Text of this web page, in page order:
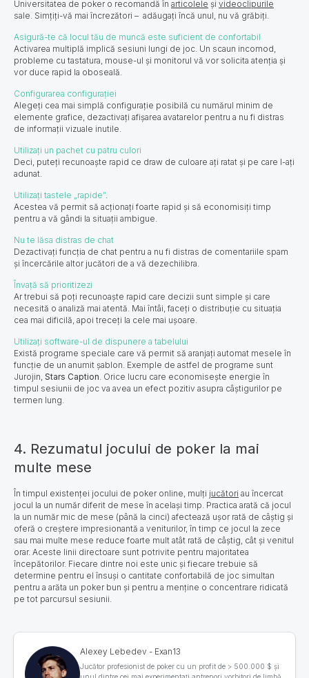
Universitatea de poker o recomandă în articolele și videoclipurile
sale. Simțiți-vă mai încrezători – adăugați încă unul, nu vă grăbiți.
Asigură-te că locul tău de muncă este suficient de confortabil
Activarea multiplă implică sesiuni lungi de joc. Un scaun incomod,
probleme cu tastatura, mouse-ul și monitorul vă vor solicita atenția și
vor duce rapid la oboseală.
Configurarea configurației
Alegeți cea mai simplă configurație posibilă cu numărul minim de
elemente grafice, dezactivați afișarea avatarelor pentru a nu fi distras
de informații vizuale inutile.
Utilizați un pachet cu patru culori
Deci, puteți recunoaște rapid ce draw de culoare ați ratat și pe care l-ați
adunat.
Utilizați tastele „rapide”.
Acestea vă permit să acționați foarte rapid și să economisiți timp
pentru a vă gândi la situații ambigue.
Nu te lăsa distras de chat
Dezactivați funcția de chat pentru a nu fi distras de comentariile spam
și încercările altor jucători de a vă dezechilibra.
Învață să prioritizezi
Ar trebui să poți recunoaște rapid care decizii sunt simple și care
necesită o analiză mai atentă. Mai întâi, faceți o distribuție cu situația
cea mai dificilă, apoi treceți la cele mai ușoare. ​
Utilizați software-ul de dispunere a tabelului
Există programe speciale care vă permit să aranjați automat mesele în
funcție de un anumit șablon. Exemple de astfel de programe sunt
Jurojin, Stars Caption . Orice lucru care economisește energie în
timpul sesiunii de joc va avea un efect pozitiv asupra câștigurilor pe
termen lung.
4. Rezumatul jocului de poker la mai
multe mese
În timpul existenței jocului de poker online, mulți jucători au încercat
jocul la un număr diferit de mese în același timp. Practica arată că jocul
la un număr mic de mese (până la cinci) afectează ușor rată de câștig și
oferă o creștere impresionantă a veniturilor, în timp ce jocul la zece
sau mai multe mese reduce foarte mult atât rată de câștig, cât și venitul
orar. Aceste linii directoare sunt potrivite pentru majoritatea
începătorilor. Fiecare dintre noi este unic și fiecare trebuie să
determine pentru el însuși o cantitate confortabilă de joc simultan
pentru a arăta un poker bun și pentru a menține o concentrare ridicată
pe tot parcursul sesiunii.
Alexey Lebedev - Exan13
Jucător profesionist de poker cu un profit de > 500.000 $ și